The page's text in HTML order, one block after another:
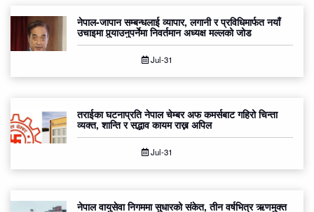
नेपाल-जापान सम्बन्धलाई व्यापार, लगानी र प्रविधिमार्फत नयाँ
उचाइमा पुर्‍याउनुपर्नेमा निवर्तमान अध्यक्ष मल्लको जोड
Jul-31
तराईका घटनाप्रति नेपाल चेम्बर अफ कमर्सबाट गहिरो चिन्ता
व्यक्त, शान्ति र सद्भाव कायम राख्न अपिल
Jul-31
नेपाल वायुसेवा निगममा सुधारको संकेत, तीन वर्षभित्र ऋणमुक्त